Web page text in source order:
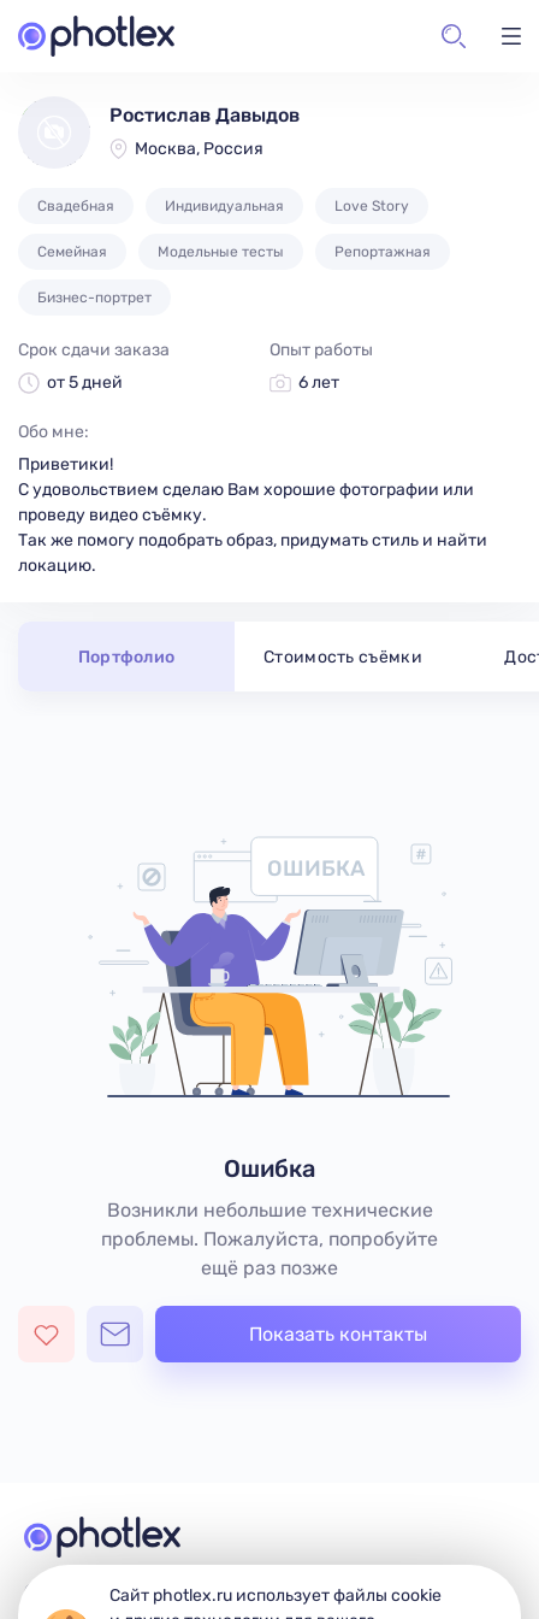
Ростислав Давыдов
Москва, Россия
Свадебная Индивидуальная Love Story
Семейная Модельные тесты Репортажная
Бизнес-портрет
Обо мне:
Приветики!
С удовольствием сделаю Вам хорошие фотографии или
проведу видео съёмку.
Так же помогу подобрать образ, придумать стиль и найти
локацию.
Срок сдачи заказа
от 5 дней
Опыт работы
6 лет
Портфолио Стоимость съёмки
ОШИБКА
Ошибка
Возникли небольшие технические
проблемы. Пожалуйста, попробуйте
ещё раз позже
Показать контакты
© 2026 Photlex. Все права защищены.
Сайт photlex.ru использует файлы cookie